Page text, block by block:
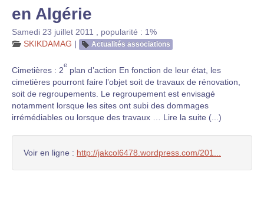
en Algérie
Samedi 23 juillet 2011
popularité : 1%
SKIKDAMAG | Actualités associations
Cimetières : 2
e
plan d’action En fonction de leur état, les
cimetières pourront faire l’objet soit de travaux de rénovation,
soit de regroupements. Le regroupement est envisagé
notamment lorsque les sites ont subi des dommages
irrémédiables ou lorsque des travaux … Lire la suite (...)
Voir en ligne : http://jakcol6478.wordpress.com/201...